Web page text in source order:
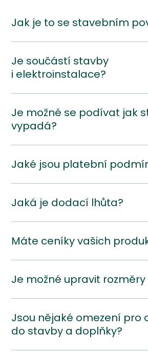
Jak je to se stavebním
Je součástí stavby
i elektroinstalace?
Je možné se podívat jak
vypadá?
Jaké jsou platební
Jaká je dodací lhůta?
Máte ceníky vašich
Je možné upravit
Jsou nějaké omezení pro
do stavby a doplňky?